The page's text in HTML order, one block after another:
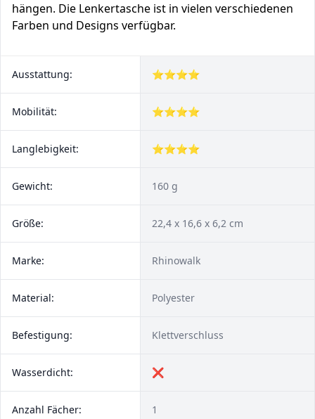
hängen. Die Lenkertasche ist in vielen verschiedenen
Farben und Designs verfügbar.
Ausstattung: ⭐⭐⭐⭐
Mobilität: ⭐⭐⭐⭐
Langlebigkeit: ⭐⭐⭐⭐
Gewicht: 160 g
Größe: 22,4 x 16,6 x 6,2 cm
Marke: Rhinowalk
Material: Polyester
Befestigung: Klettverschluss
Wasserdicht: ❌
Anzahl Fächer: 1